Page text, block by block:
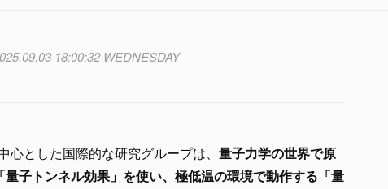
18:00:32 WEDNESDAY
とした国際的な研究グループは、 量子力学の世界で原
子トンネル効果」を使い、極低温の環境で動作する「量